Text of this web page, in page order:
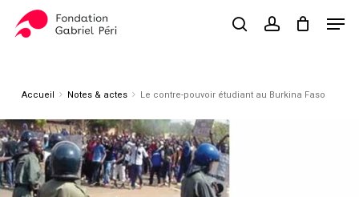
searchaccount
Panier Close
Accueil Notes & actes Le contre-pouvoir étudiant au Burkina Faso